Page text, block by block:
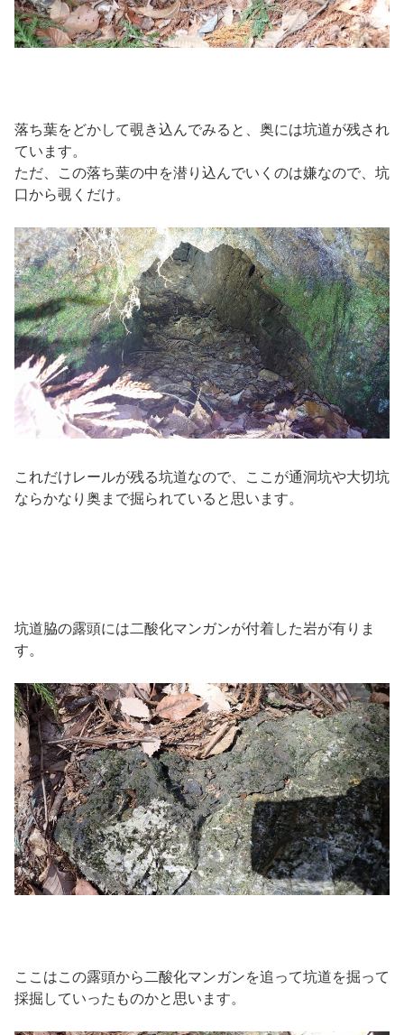
落ち葉をどかして覗き込んでみると、奥には坑道が残され
ています。
ただ、この落ち葉の中を潜り込んでいくのは嫌なので、坑
口から覗くだけ。
これだけレールが残る坑道なので、ここが通洞坑や大切坑
ならかなり奥まで掘られていると思います。
坑道脇の露頭には二酸化マンガンが付着した岩が有りま
す。
ここはこの露頭から二酸化マンガンを追って坑道を掘って
採掘していったものかと思います。